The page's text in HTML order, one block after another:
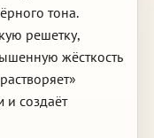
тона.
решетку,
жёсткость
создаёт